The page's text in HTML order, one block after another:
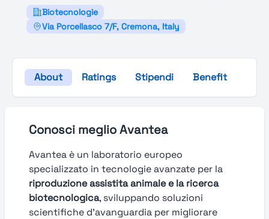
Biotecnologie
Via Porcellasco 7/F, Cremona, Italy
About Ratings Stipendi Benefit
Conosci meglio Avantea
Avantea è un laboratorio europeo
specializzato in tecnologie avanzate per la
riproduzione assistita animale e la ricerca
biotecnologica, sviluppando soluzioni
scientifiche d’avanguardia per migliorare